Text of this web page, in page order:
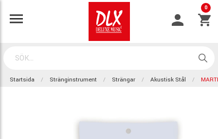
0
Startsida Stränginstrument Strängar Akustisk Stål